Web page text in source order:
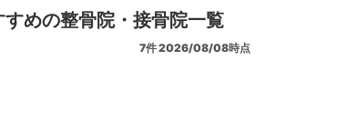
めの整骨院・接骨院一覧
7件2026/08/08時点